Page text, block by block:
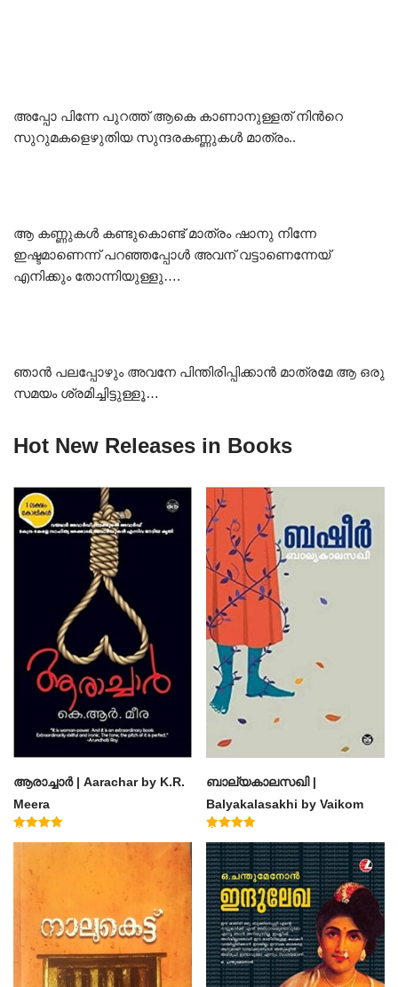
അപ്പോ പിന്നേ പുറത്ത് ആകെ കാണാനുള്ളത് നിൻറെ
സുറുമകളെഴുതിയ സുന്ദരകണ്ണുകൾ മാത്രം..
ആ കണ്ണുകൾ കണ്ടുകൊണ്ട് മാത്രം ഷാനു നിന്നേ
ഇഷ്ടമാണെന്ന് പറഞ്ഞപ്പോൾ അവന് വട്ടാണെന്നേയ്
എനിക്കും തോന്നിയുള്ളു….
ഞാൻ പലപ്പോഴും അവനേ പിന്തിരിപ്പിക്കാൻ മാത്രമേ ആ ഒരു
സമയം ശ്രമിച്ചിട്ടുള്ളൂ…
Hot New Releases in Books
ആരാച്ചാര്‍ | Aarachar by K.R.
Meera
ബാല്യകാലസഖി |
Balyakalasakhi by Vaikom
Muhammad Basheer
4.60
out of 5